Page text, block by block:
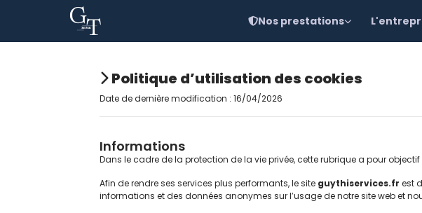
Nos prestations
Politique d’utilisation des cookies
Date de dernière modification : 16/04/2026
Informations
Dans le cadre de la protection de la vie privée, cette rubrique a pour
Afin de rendre ses services plus performants, le site guythiservices.fr est
informations et des données anonymes sur l’usage de notre site web et